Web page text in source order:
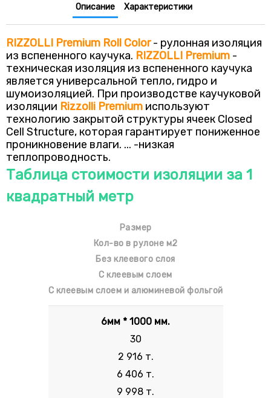
Описание Характеристики
RIZZOLLI Premium Roll Color- рулонная изоляция
из вспененного каучука. RIZZOLLI Premium -
техническая изоляция из вспененного каучука
является универсальной тепло, гидро и
шумоизоляцией. При производстве каучуковой
изоляции Rizzolli Premium используют
технологию закрытой структуры ячеек Closed
Cell Structure, которая гарантирует пониженное
проникновение влаги. ... -низкая
теплопроводность.
Таблица стоимости изоляции за 1
квадратный метр
Размер
Кол-во в рулоне м2
Без клеевого слоя
С клеевым слоем
С клеевым слоем и алюминевой фольгой
6мм * 1000 мм.
30
2 916 т.
6 406 т.
9 998 т.